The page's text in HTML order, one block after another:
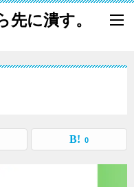
先に潰す。
0